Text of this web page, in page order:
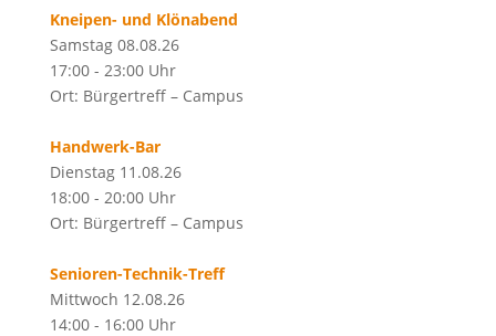
Kneipen- und Klönabend
Samstag 08.08.26
17:00 - 23:00 Uhr
Ort: Bürgertreff – Campus
Handwerk-Bar
Dienstag 11.08.26
18:00 - 20:00 Uhr
Ort: Bürgertreff – Campus
Senioren-Technik-Treff
Mittwoch 12.08.26
14:00 - 16:00 Uhr